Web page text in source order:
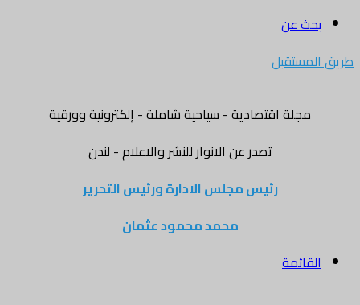
بحث عن
طريق المستقبل
مجلة اقتصادية - سياحية شاملة - إلكترونية وورقية
تصدر عن الانوار للنشر والاعلام - لندن
رئيس مجلس الادارة ورئيس التحرير
محمد محمود عثمان
القائمة